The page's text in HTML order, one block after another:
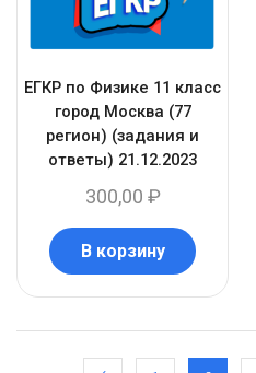
ЕГКР по Физике 11 класс
город Москва (77
регион) (задания и
ответы) 21.12.2023
300,00 ₽
В корзину